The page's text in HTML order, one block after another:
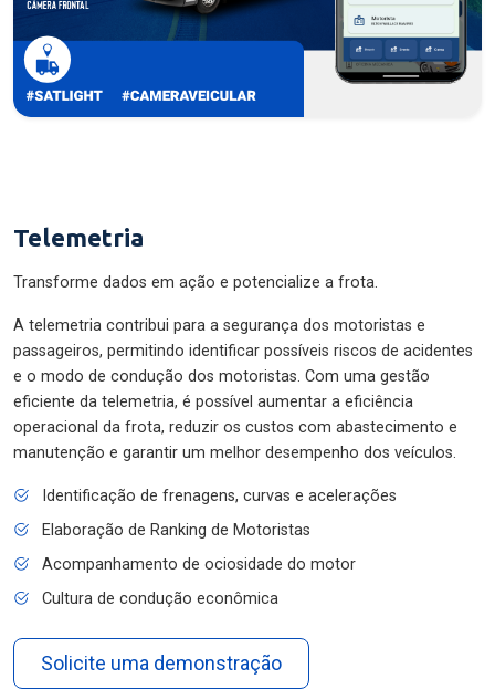
Telemetria
Transforme dados em ação e potencialize a frota.
A telemetria contribui para a segurança dos motoristas e
passageiros, permitindo identificar possíveis riscos de acidentes
e o modo de condução dos motoristas. Com uma gestão
eficiente da telemetria, é possível aumentar a eficiência
operacional da frota, reduzir os custos com abastecimento e
manutenção e garantir um melhor desempenho dos veículos.
Identificação de frenagens, curvas e acelerações
Elaboração de Ranking de Motoristas
Acompanhamento de ociosidade do motor
Cultura de condução econômica
Solicite uma demonstração